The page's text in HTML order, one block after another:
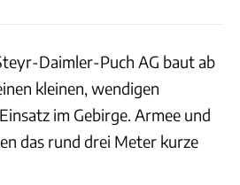
Daimler-Puch AG baut ab
kleinen, wendigen
im Gebirge. Armee und
das rund drei Meter kurze